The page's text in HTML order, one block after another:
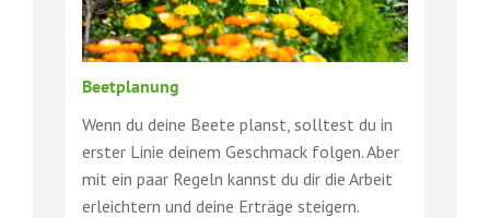
Beetplanung
Wenn du deine Beete planst, solltest du in
erster Linie deinem Geschmack folgen. Aber
mit ein paar Regeln kannst du dir die Arbeit
erleichtern und deine Erträge steigern.